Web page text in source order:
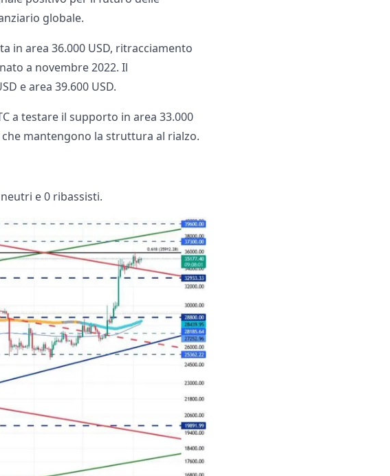
globale.
in area 36.000 USD, ritracciamento
a novembre 2022. Il
e area 39.600 USD.
a testare il supporto in area 33.000
che mantengono la struttura al rialzo.
e 0 ribassisti.